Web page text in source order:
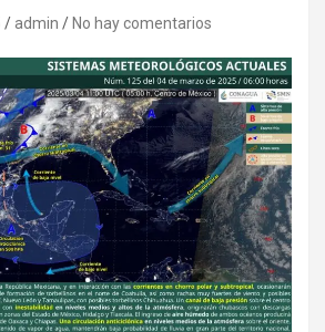
admin No hay comentarios